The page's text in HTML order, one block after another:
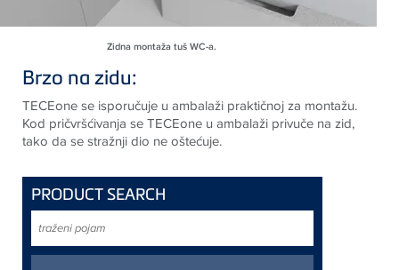
Zidna montaža tuš WC-a.
Brzo na zidu:
TECEone se isporučuje u ambalaži praktičnoj za montažu.
Kod pričvršćivanja se TECEone u ambalaži privuče na zid,
tako da se stražnji dio ne oštećuje.
PRODUCT SEARCH
pojam